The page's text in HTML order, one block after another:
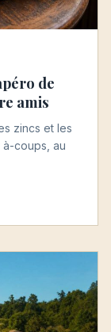
de
amis
zincs et les
à-coups, au